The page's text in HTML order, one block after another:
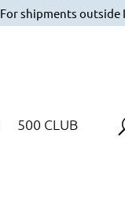
For shipments outside
500 CLUB